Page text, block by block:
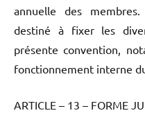
annuelle des
destiné à fixer les
présente convention,
fonctionnement interne
ARTICLE – 13 – FORME